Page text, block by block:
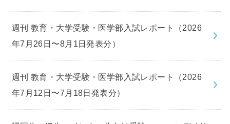
週刊 教育・大学受験・医学部入試レポート（2026
年7月26日〜8月1日発表分）
週刊 教育・大学受験・医学部入試レポート（2026
年7月12日〜7月18日発表分）